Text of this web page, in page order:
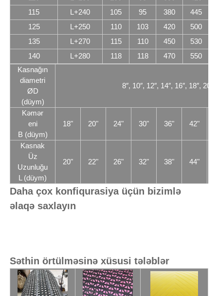
115
L+240 105 95 380 445
125
L+250 110 103 420 500
135
L+270 115 110 450 530
140
L+280 118 118 470 550
Kasnağın
diametri
ØD
(düym)
8″, 10″, 12″, 14″, 16″, 18″, 20″,
Kəmər
eni
B (düym)
18" 20" 24" 30" 36" 42"
Kasnak
Üz
Uzunluğu
L (düym)
20" 22" 26" 32" 38" 44"
Daha çox konfiqurasiya üçün bizimlə
əlaqə saxlayın
Səthin örtülməsinə xüsusi tələblər